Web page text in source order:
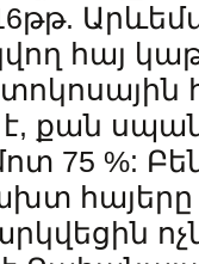
հայ
քան
75 %:
հայերը